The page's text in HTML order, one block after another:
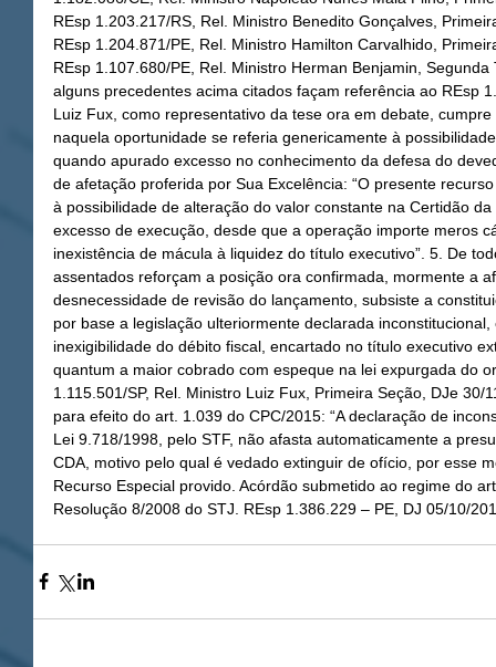
REsp 1.203.217/RS, Rel. Ministro Benedito Gonçalves,
REsp 1.204.871/PE, Rel. Ministro Hamilton Carvalhido,
REsp 1.107.680/PE, Rel. Ministro Herman Benjamin,
alguns precedentes acima citados façam referência ao REsp
Luiz Fux, como representativo da tese ora em debate,
naquela oportunidade se referia genericamente à
quando apurado excesso no conhecimento da defesa do
de afetação proferida por Sua Excelência: “O presente
à possibilidade de alteração do valor constante na Certidão
excesso de execução, desde que a operação importe meros
inexistência de mácula à liquidez do título executivo”. 5. De
assentados reforçam a posição ora confirmada, mormente a
desnecessidade de revisão do lançamento, subsiste a
por base a legislação ulteriormente declarada
inexigibilidade do débito fiscal, encartado no título executivo
quantum a maior cobrado com espeque na lei expurgada do
1.115.501/SP, Rel. Ministro Luiz Fux, Primeira Seção, DJe
para efeito do art. 1.039 do CPC/2015: “A declaração de
Lei 9.718/1998, pelo STF, não afasta automaticamente a
CDA, motivo pelo qual é vedado extinguir de ofício, por esse
Recurso Especial provido. Acórdão submetido ao regime do
Resolução 8/2008 do STJ. REsp 1.386.229 – PE, DJ 05/10/